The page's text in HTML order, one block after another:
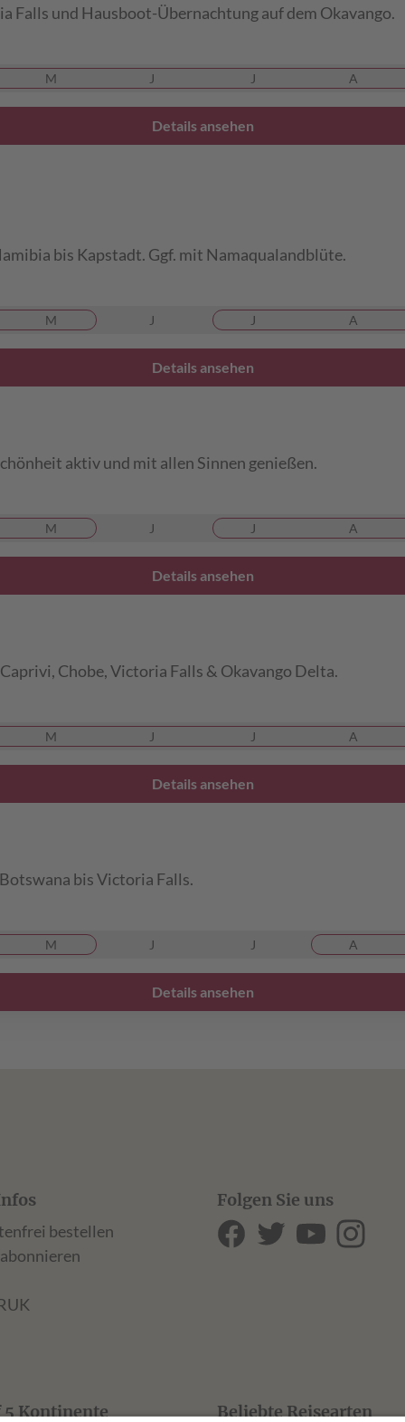
und Hausboot-Übernachtung auf dem Okavango.
M J J A
Details ansehen
bis Kapstadt. Ggf. mit Namaqualandblüte.
M J J A
Details ansehen
aktiv und mit allen Sinnen genießen.
M J J A
Details ansehen
Chobe, Victoria Falls & Okavango Delta.
M J J A
Details ansehen
bis Victoria Falls.
M J J A
Details ansehen
bestellen
Folgen Sie uns
5 Kontinente Beliebte Reisearten